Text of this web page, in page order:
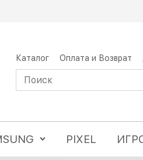
Каталог Оплата и Возврат
PIXEL